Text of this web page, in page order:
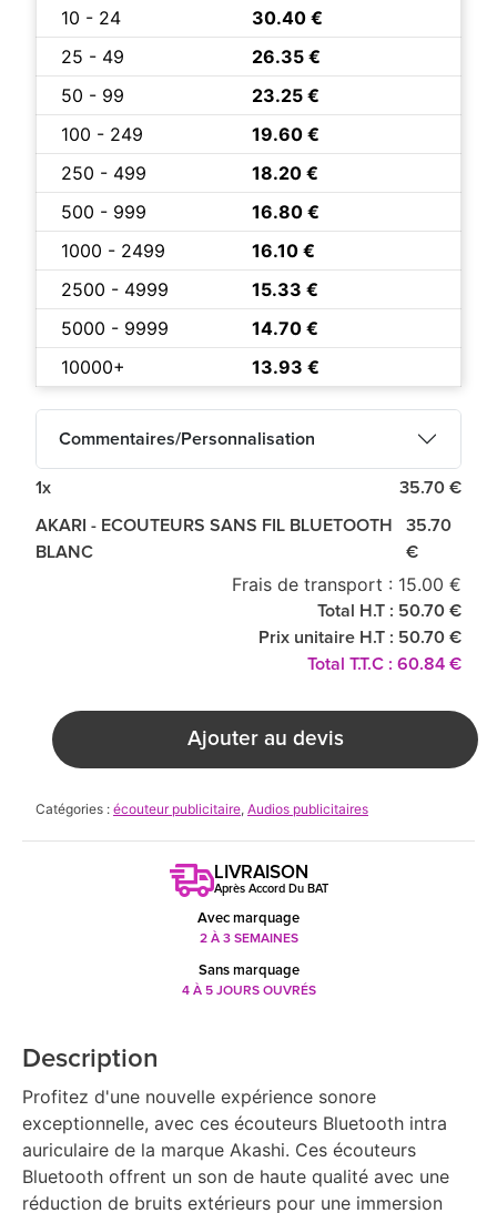
10 - 24
30.40 €
25 - 49
26.35 €
50 - 99
23.25 €
100 - 249
19.60 €
250 - 499
18.20 €
500 - 999
16.80 €
1000 - 2499
16.10 €
2500 - 4999
15.33 €
5000 - 9999
14.70 €
10000+
13.93 €
Commentaires/Personnalisation
1x 35.70 €
AKARI - ECOUTEURS SANS FIL BLUETOOTH
BLANC
35.70
€
Frais de transport : 15.00 €
Total H.T : 50.70 €
Prix unitaire H.T : 50.70 €
Total T.T.C : 60.84 €
Ajouter au devis
Catégories : écouteur publicitaire, Audios publicitaires
LIVRAISON
Après Accord Du BAT
Avec marquage
2 À 3 SEMAINES
Sans marquage
4 À 5 JOURS OUVRÉS
Description
Profitez d'une nouvelle expérience sonore
exceptionnelle, avec ces écouteurs Bluetooth intra
auriculaire de la marque Akashi. Ces écouteurs
Bluetooth offrent un son de haute qualité avec une
réduction de bruits extérieurs pour une immersion